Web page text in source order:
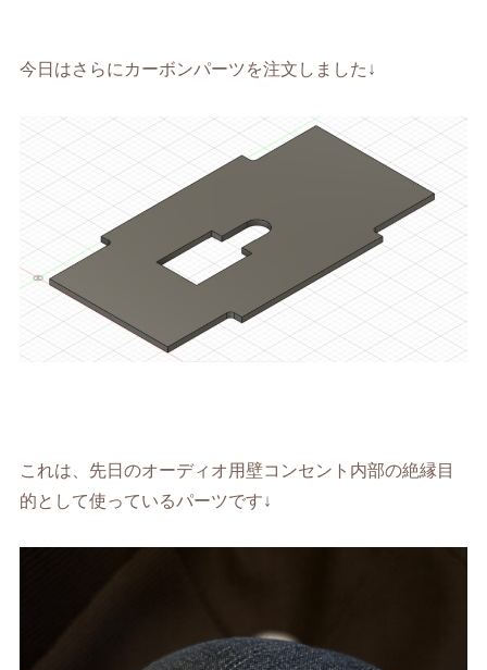
今日はさらにカーボンパーツを注文しました↓
これは、先日のオーディオ用壁コンセント内部の絶縁目
的として使っているパーツです↓